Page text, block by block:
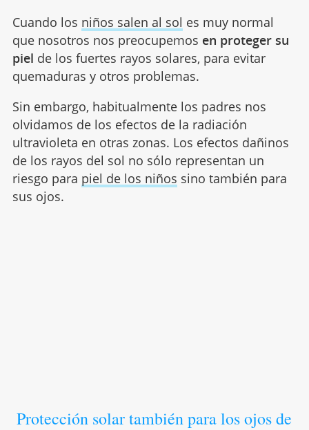
Cuando los niños salen al sol es muy normal
que nosotros nos preocupemos en proteger su
piel de los fuertes rayos solares, para evitar
quemaduras y otros problemas.
Sin embargo, habitualmente los padres nos
olvidamos de los efectos de la radiación
ultravioleta en otras zonas. Los efectos dañinos
de los rayos del sol no sólo representan un
riesgo para piel de los niños sino también para
sus ojos.
Protección solar también para los ojos de